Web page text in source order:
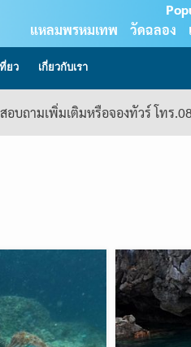
แหลมพรหมเทพ
วัดฉลอง
ยว เกี่ยวกับเรา
บถามเพิ่มเติมหรือจองทัวร์ โทร